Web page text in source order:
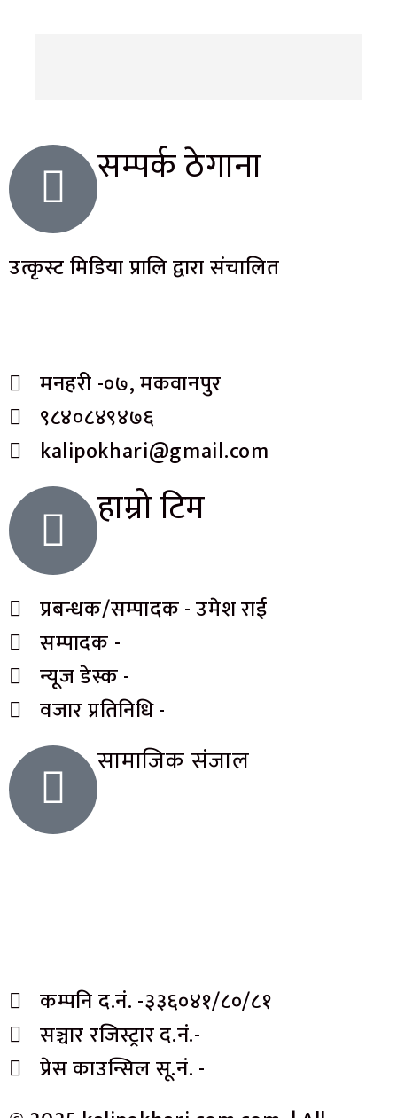
सम्पर्क ठेगाना
उत्कृस्ट मिडिया प्रालि द्वारा संचालित
मनहरी -०७, मकवानपुर
९८४०८४९४७६
kalipokhari@gmail.com
हाम्रो टिम
प्रबन्धक/सम्पादक - उमेश राई
सम्पादक -
न्यूज डेस्क -
वजार प्रतिनिधि -
सामाजिक संजाल
कम्पनि द.नं. -३३६०४१/८०/८१
सञ्चार रजिस्ट्रार द.नं.-
प्रेस काउन्सिल सू.नं. -